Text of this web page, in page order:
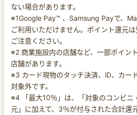
ない場合があります。
※1Google Pay™ 、Samsung Payで、
ご利用いただけません。ポイント還元は
ご注意ください。
※2 商業施設内の店舗など、一部ポイン
店舗があります。
※3 カード現物のタッチ決済、iD、カー
対象外です。
※4 「最大10％」は、「対象のコンビニ
元」に加えて、3％が付与された合計還